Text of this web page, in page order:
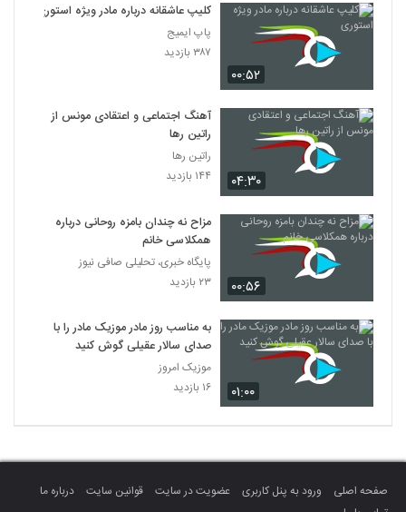
۰۰:۵۲
کلیپ عاشقانه درباره مادر ویژه استوری
پاپ ایمیج
۳۸۷ بازدید
۰۴:۳۰
آهنگ اجتماعی و اعتقادی مونس از
راتین رها
راتین رها
۱۴۴ بازدید
۰۰:۵۶
مزاح نه چندان بامزه روحانی درباره
همکلاسی خانم
پایگاه خبری، تحلیلی صافی نیوز
۲۳ بازدید
۰۱:۰۰
به مناسب روز مادر موزیک مادر را با
صدای سالار عقیلی گوش کنید
موزیک امروز
۱۶ بازدید
صفحه اصلی ورود به پنل کاربری عضویت در سایت قوانین سایت
درباره ما